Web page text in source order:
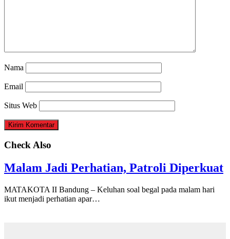
Nama
Email
Situs Web
Check Also
Malam Jadi Perhatian, Patroli Diperkuat
MATAKOTA II Bandung – Keluhan soal begal pada malam hari
ikut menjadi perhatian apar…